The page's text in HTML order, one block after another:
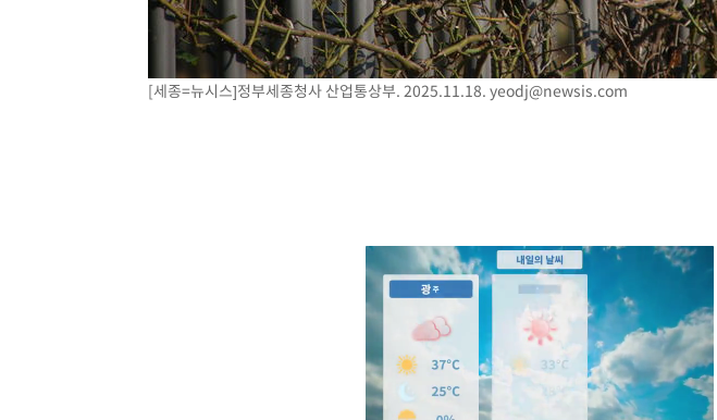
[세종=뉴시스]정부세종청사 산업통상부. 2025.11.18. yeodj@newsis.com